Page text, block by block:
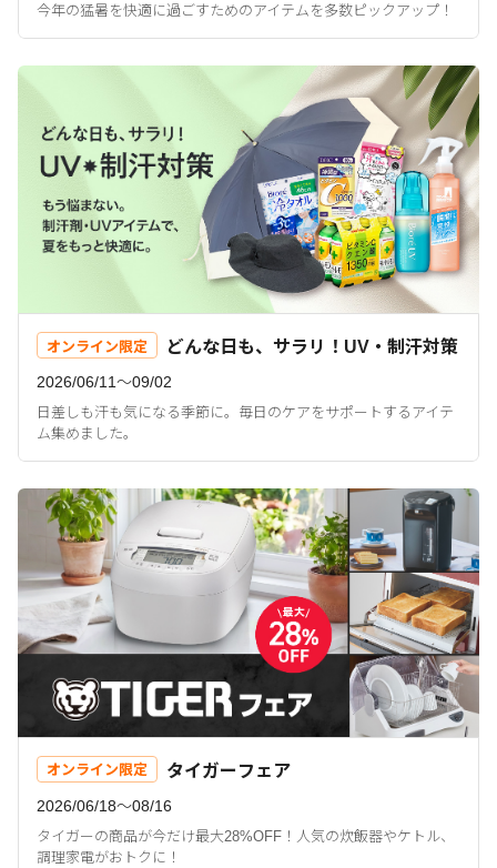
今年の猛暑を快適に過ごすためのアイテムを多数ピックアップ！
オンライン限定 どんな日も、サラリ！UV・制汗対策
2026/06/11〜09/02
日差しも汗も気になる季節に。毎日のケアをサポートするアイテ
ム集めました。
オンライン限定 タイガーフェア
2026/06/18〜08/16
タイガーの商品が今だけ最大28%OFF！人気の炊飯器やケトル、
調理家電がおトクに！